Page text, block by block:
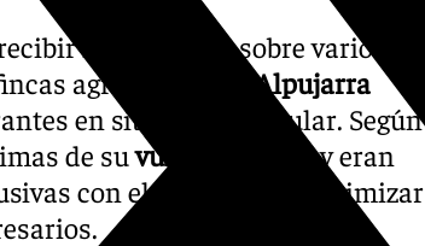
información sobre varios
agrícolas en laAlpujarra
en situación irregular. Según
de suvulnerabilidady eran
con el objetivo de maximizar